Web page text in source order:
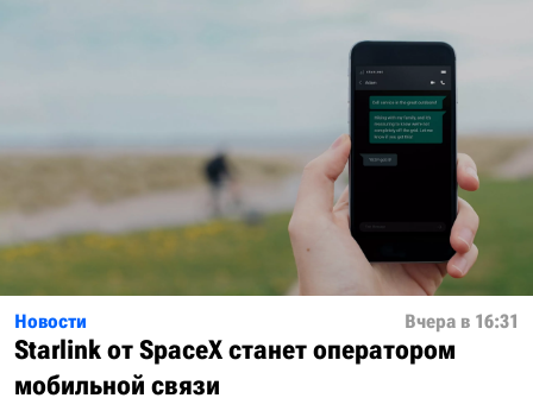
Новости Вчера в 16:31
Starlink от SpaceX станет оператором
мобильной связи